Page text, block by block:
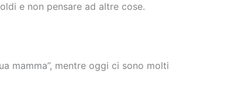
e non pensare ad altre cose.
mamma”, mentre oggi ci sono molti